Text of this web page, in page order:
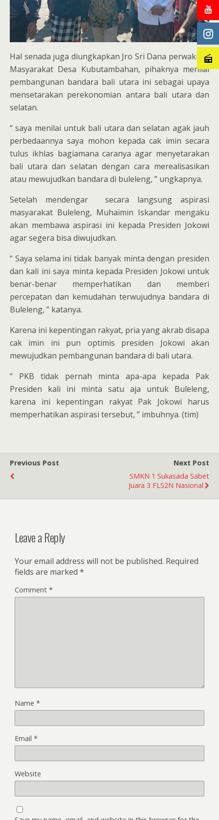
Hal senada juga diungkapkan Jro Sri Dana perwakilan
Masyarakat Desa Kubutambahan, pihaknya menilai
pembangunan bandara bali utara ini sebagai upaya
mensetarakan perekonomian antara bali utara dan
selatan.
“ saya menilai untuk bali utara dan selatan agak jauh
perbedaannya saya mohon kepada cak imin secara
tulus ikhlas bagiamana caranya agar menyetarakan
bali utara dan selatan dengan cara merealisasikan
atau mewujudkan bandara di buleleng, ” ungkapnya.
Setelah mendengar secara langsung aspirasi
masyarakat Buleleng, Muhaimin Iskandar mengaku
akan membawa aspirasi ini kepada Presiden Jokowi
agar segera bisa diwujudkan.
“ Saya selama ini tidak banyak minta dengan presiden
dan kali ini saya minta kepada Presiden Jokowi untuk
benar-benar memperhatikan dan memberi
percepatan dan kemudahan terwujudnya bandara di
Buleleng, ” katanya.
Karena ini kepentingan rakyat, pria yang akrab disapa
cak imin ini pun optimis presiden Jokowi akan
mewujudkan pembangunan bandara di bali utara.
“ PKB tidak pernah minta apa-apa kepada Pak
Presiden kali ini minta satu aja untuk Buleleng,
karena ini kepentingan rakyat Pak Jokowi harus
memperhatikan aspirasi tersebut, ” imbuhnya. (tim)
Previous Post
Next Post
SMKN 1 Sukasada Sabet
Juara 3 FLS2N Nasional
Leave a Reply
Your email address will not be published. Required
fields are marked *
Comment *
Name *
Email *
Website